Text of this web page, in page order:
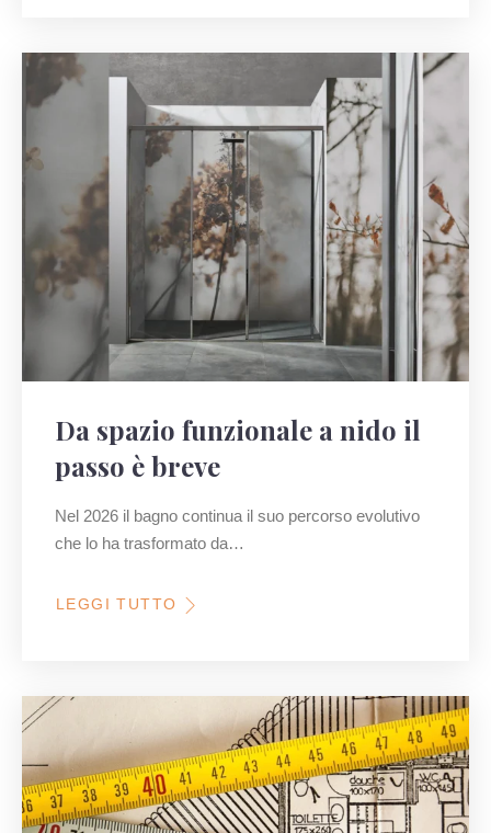
Da spazio funzionale a nido il
passo è breve
Nel 2026 il bagno continua il suo percorso evolutivo
che lo ha trasformato da…
LEGGI TUTTO